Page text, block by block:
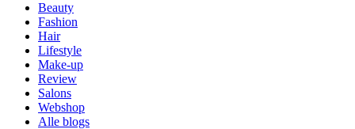
Beauty
Fashion
Hair
Lifestyle
Make-up
Review
Salons
Webshop
Alle blogs